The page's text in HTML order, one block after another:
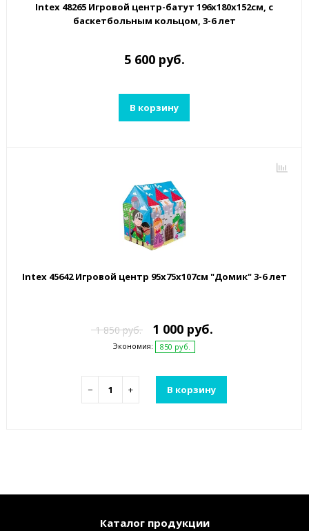
Intex 48265 Игровой центр-батут 196х180х152см, с
баскетбольным кольцом, 3-6 лет
5 600 руб.
В корзину
Intex 45642 Игровой центр 95х75х107см "Домик" 3-6 лет
1 850 руб. 1 000 руб.
Экономия: 850 руб.
− + В корзину
Каталог продукции